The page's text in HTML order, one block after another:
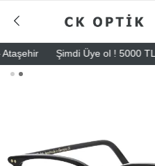
Şimdi Üye ol ! 5000 TL